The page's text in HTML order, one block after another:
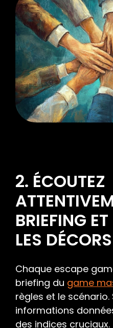
2. ÉCOUTEZ
BRIEFING
LES DÉCORS
Chaque escape
briefing du game
règles et le
informations
des indices cruciaux.